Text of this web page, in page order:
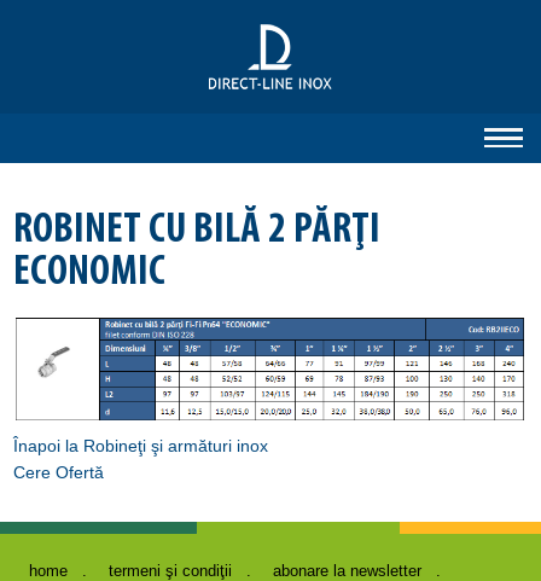
ROBINET CU BILĂ 2 PĂRŢI
ECONOMIC
Înapoi la Robineţi şi armături inox
Cere Ofertă
home termeni şi condiţii abonare la newsletter